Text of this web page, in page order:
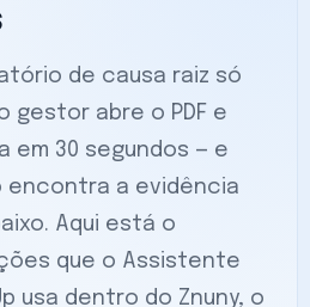
de causa raiz só
gestor abre o PDF e
em 30 segundos — e
encontra a evidência
Aqui está o
que o Assistente
usa dentro do Znuny, o